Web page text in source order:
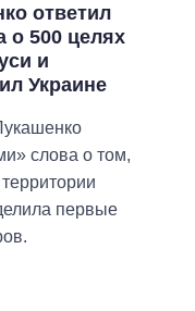
ответил
о 500 целях
и
Украине
слова о том,
первые